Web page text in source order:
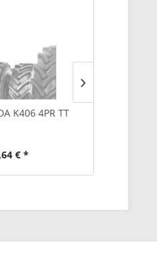
K406 4PR TT
€ *